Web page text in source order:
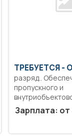
ТРЕБУЕТСЯ -
разряд..
пропускного и
осмотр
Зарплата: от